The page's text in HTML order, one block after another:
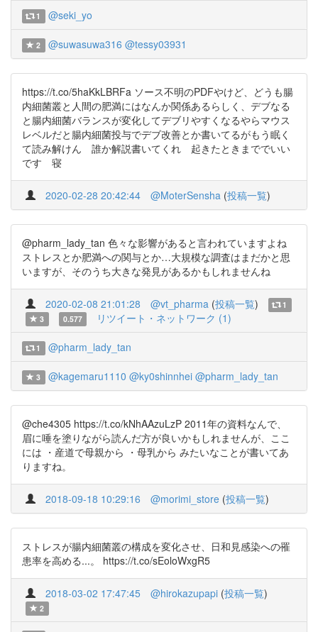
1 @seki_yo
2 @suwasuwa316 @tessy03931
https://t.co/5haKkLBRFa ソース不明のPDFやけど、どうも腸
内細菌叢と人間の肥満にはなんか関係あるらしく、デブなる
と腸内細菌バランスが変化してデブリやすくなるやらマウス
レベルだと腸内細菌投与でデブ改善とか書いてるがもう眠く
て読み解けん 誰か解説書いてくれ 起きたときまででいい
です 寝
2020-02-28 20:42:44 @MoterSensha (投稿一覧)
@pharm_lady_tan 色々な影響があると言われていますよね
ストレスとか肥満への関与とか…大規模な調査はまだかと思
いますが、そのうち大きな発見があるかもしれませんね
2020-02-08 21:01:28 @vt_pharma (投稿一覧)
1
3
0.577 リツイート・ネットワーク (1)
1 @pharm_lady_tan
3 @kagemaru1110 @ky0shinnhei @pharm_lady_tan
@che4305 https://t.co/kNhAAzuLzP 2011年の資料なんで、
眉に唾を塗りながら読んだ方が良いかもしれませんが、ここ
には ・産道で母親から ・母乳から みたいなことが書いてあ
りますね。
2018-09-18 10:29:16 @morimi_store (投稿一覧)
ストレスが腸内細菌叢の構成を変化させ、日和見感染への罹
患率を高める...。 https://t.co/sEoloWxgR5
2018-03-02 17:47:45 @hirokazupapi (投稿一覧)
2